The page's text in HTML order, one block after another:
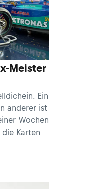
Meister
Ein
anderer ist
Wochen
Karten